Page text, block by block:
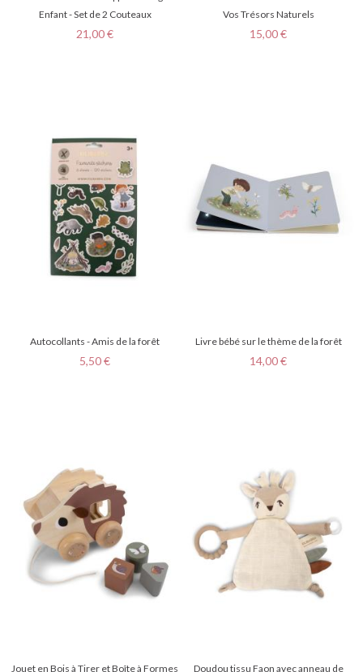
Enfant - Set de 2 Couteaux
Prix
21,00 €
Vos Trésors Naturels
Prix
15,00 €
Autocollants - Amis de la forêt
Prix
5,50 €
Livre bébé sur le thème de la forêt
Prix
14,00 €
Jouet en Bois à Tirer et Boîte à Formes
Doudou tissu Faon avec anneau de